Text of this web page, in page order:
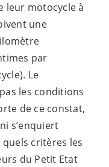
leur motocycle à
une
par
Le
les conditions
de ce constat,
s’enquiert
quels critères les
du Petit Etat